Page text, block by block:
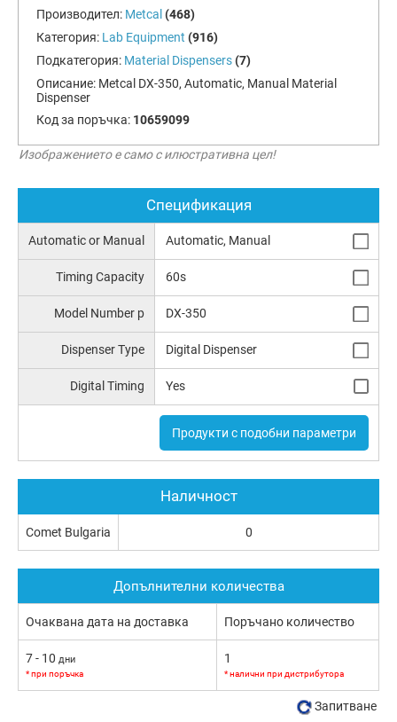
Производител: Metcal (468)
Категория: Lab Equipment (916)
Подкатегория: Material Dispensers (7)
Описание: Metcal DX-350, Automatic, Manual Material
Dispenser
Код за поръчка: 10659099
Изображението е само с илюстративна цел!
Спецификация
Automatic or Manual Automatic, Manual
Timing Capacity 60s
Model Number p DX-350
Dispenser Type Digital Dispenser
Digital Timing Yes
Продукти с подобни параметри
Наличност
Comet Bulgaria 0
Допълнителни количества
Очаквана дата на доставка Поръчано количество
7 - 10 дни
* при поръчка
1
* налични при дистрибутора
Запитване